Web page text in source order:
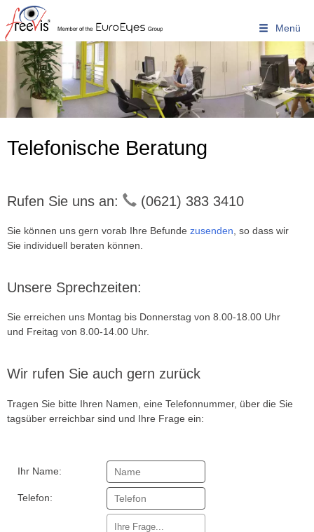
Home
Warum Freevis?
Unser Zentrum - Unser Team
» Prof. Dr. Michael Knorz
Kompetenz & Erfahrung
Ausstattung & Technologien
Patientenberichte
Mitglied der EuroEyes Gruppe
» Kurzsichtigkeit (Myopie)
» Hornhautverkrümmung (Astigmatismus)
» Alterssichtigkeit (Presbyopie)
Wann welche OP?
Augenlasern
SMILE Pro (ReLEX smile)
Individuelle Femto-LASIK
Telefonische Beratung
Rufen Sie uns an: (0621) 383 3410
Sie können uns gern vorab Ihre Befunde zusenden , so dass wir
Sie individuell beraten können.
Unsere Sprechzeiten:
Sie erreichen uns Montag bis Donnerstag von 8.00-18.00 Uhr
und Freitag von 8.00-14.00 Uhr.
Wir rufen Sie auch gern zurück
Tragen Sie bitte Ihren Namen, eine Telefonnummer, über die Sie
tagsüber erreichbar sind und Ihre Frage ein:
Ihr Name:
Telefon: